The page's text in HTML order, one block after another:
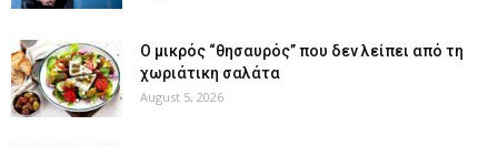
O μικρός “θησαυρός” που δεν λείπει από τη
χωριάτικη σαλάτα
August 5, 2026